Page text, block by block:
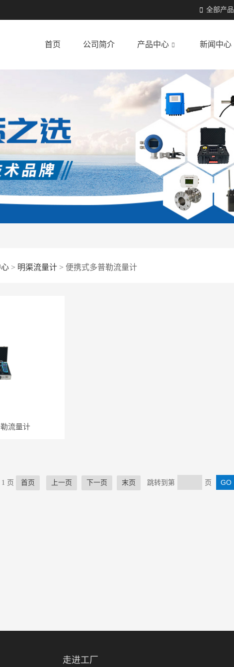
 全部产品
首页 公司简介 产品中心  新闻中心
> 明渠流量计 > 便携式多普勒流量计
流量计
页 首页 上一页 下一页 末页 跳转到第 页
走进工厂